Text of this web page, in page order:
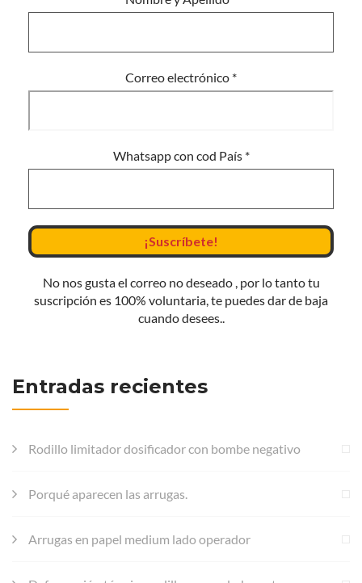
Correo electrónico *
Whatsapp con cod País *
No nos gusta el correo no deseado , por lo tanto tu
suscripción es 100% voluntaria, te puedes dar de baja
cuando desees..
Entradas recientes
Rodillo limitador dosificador con bombe negativo
Porqué aparecen las arrugas.
Arrugas en papel medium lado operador